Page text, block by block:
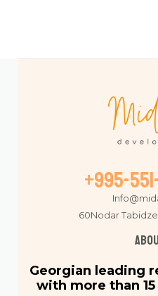
+995-
60Nodar Tabidze
Georgian leading
with more than